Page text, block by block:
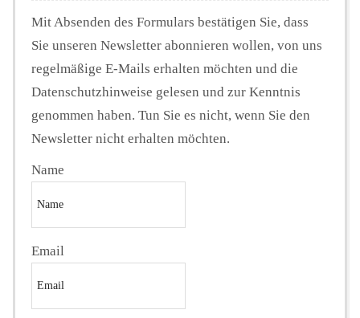
Mit Absenden des Formulars bestätigen Sie, dass
Sie unseren Newsletter abonnieren wollen, von uns
regelmäßige E-Mails erhalten möchten und die
Datenschutzhinweise gelesen und zur Kenntnis
genommen haben. Tun Sie es nicht, wenn Sie den
Newsletter nicht erhalten möchten.
Name
Email